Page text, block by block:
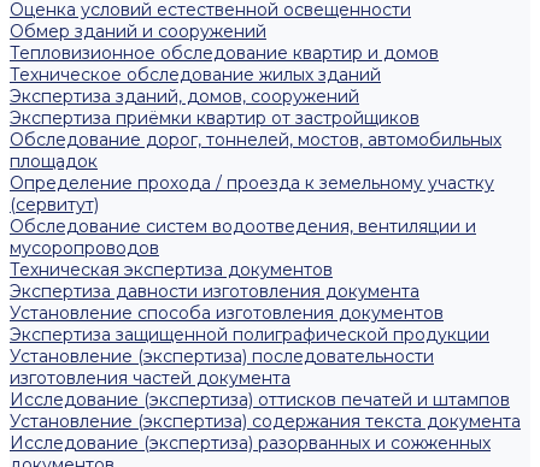
Оценка условий естественной освещенности
Обмер зданий и сооружений
Тепловизионное обследование квартир и домов
Техническое обследование жилых зданий
Экспертиза зданий, домов, сооружений
Экспертиза приёмки квартир от застройщиков
Обследование дорог, тоннелей, мостов, автомобильных
площадок
Определение прохода / проезда к земельному участку
(сервитут)
Обследование систем водоотведения, вентиляции и
мусоропроводов
Техническая экспертиза документов
Экспертиза давности изготовления документа
Установление способа изготовления документов
Экспертиза защищенной полиграфической продукции
Установление (экспертиза) последовательности
изготовления частей документа
Исследование (экспертиза) оттисков печатей и штампов
Установление (экспертиза) содержания текста документа
Исследование (экспертиза) разорванных и сожженных